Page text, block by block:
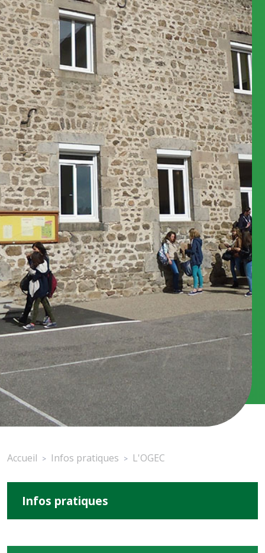
Accueil > Infos pratiques > L'OGEC
Infos pratiques